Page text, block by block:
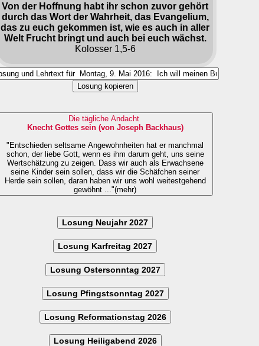
Von der Hoffnung habt ihr schon zuvor gehört
durch das Wort der Wahrheit, das Evangelium,
das zu euch gekommen ist, wie es auch in aller
Welt Frucht bringt und auch bei euch wächst.
Kolosser 1,5-6
Losung kopieren
Die tägliche Andacht
Knecht Gottes sein (von Joseph Backhaus)
"Entschieden seltsame Angewohnheiten hat er manchmal
schon, der liebe Gott, wenn es ihm darum geht, uns seine
Wertschätzung zu zeigen. Dass wir auch als Erwachsene
seine Kinder sein sollen, dass wir die Schäfchen seiner
Herde sein sollen, daran haben wir uns wohl weitestgehend
gewöhnt ..."(mehr)
Losung Neujahr 2027
Losung Karfreitag 2027
Losung Ostersonntag 2027
Losung Pfingstsonntag 2027
Losung Reformationstag 2026
Losung Heiligabend 2026